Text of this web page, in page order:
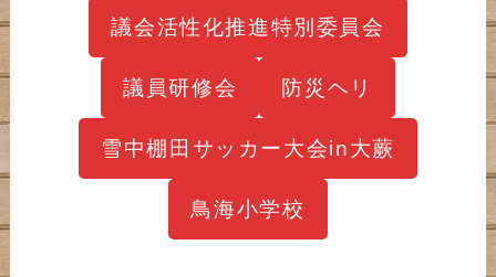
議会活性化推進特別委員会
議員研修会 防災ヘリ
雪中棚田サッカー大会in大蕨
鳥海小学校